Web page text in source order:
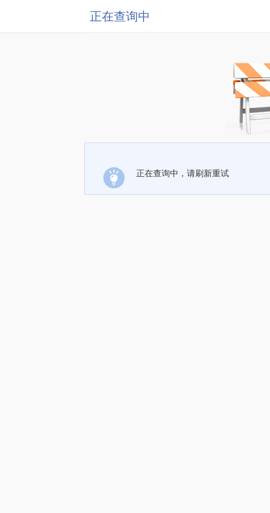
正在查询中
正在查询中，请刷新重试